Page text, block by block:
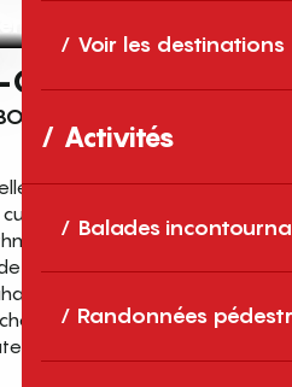
Voir les destinations
Activités
Balades
Randonnées
ORIENTALES
TOUTE L’ANNÉE
concerts, expositions,
les Pyrénées-
de grands temps forts
d’événements de
vivre les
des sorties près de
les infos dans notre
et sorties
famille
Orientales